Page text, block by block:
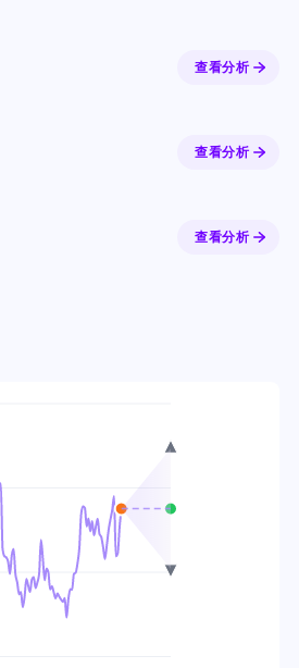
查看分析
查看分析
查看分析